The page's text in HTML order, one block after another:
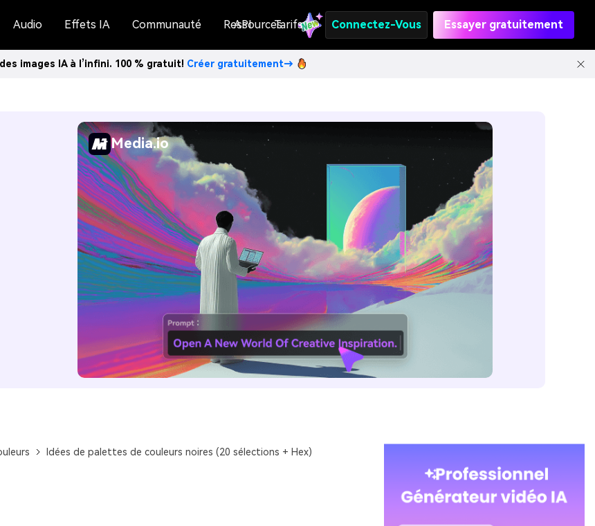
Audio Effets IA Communauté Ressources
API Tarifs Connectez-Vous Essayer gratuitement
images IA à l’infini. 100 % gratuit! Créer gratuitement→
Media.io
Idées de palettes de couleurs noires (20 sélections + Hex)